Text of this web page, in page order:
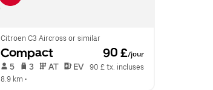
Citroen C3 Aircross or similar
Compact 90 £/jour
5 3 AT EV
90 £ tx. incluses
8.9 km •